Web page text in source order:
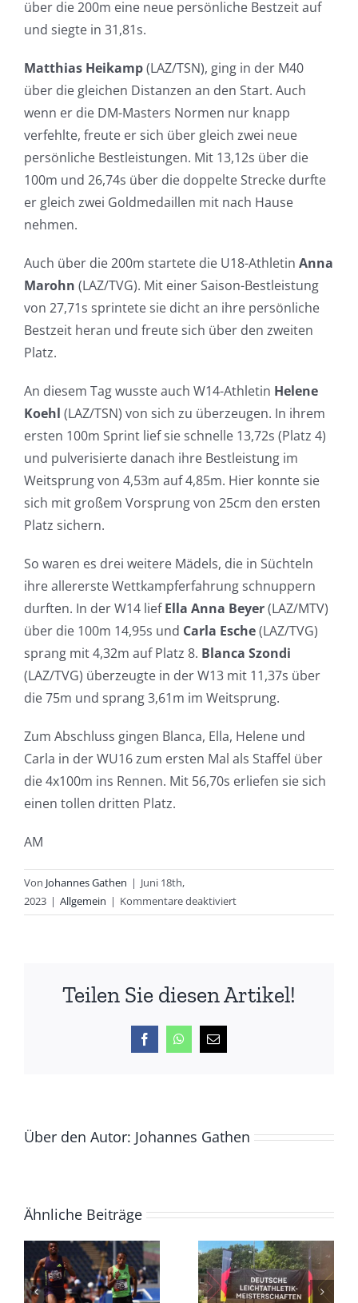
über die 200m eine neue persönliche Bestzeit auf
und siegte in 31,81s.
Matthias Heikamp(LAZ/TSN), ging in der M40
über die gleichen Distanzen an den Start. Auch
wenn er die DM-Masters Normen nur knapp
verfehlte, freute er sich über gleich zwei neue
persönliche Bestleistungen. Mit 13,12s über die
100m und 26,74s über die doppelte Strecke durfte
er gleich zwei Goldmedaillen mit nach Hause
nehmen.
Auch über die 200m startete die U18-Athletin Anna
Marohn (LAZ/TVG). Mit einer Saison-Bestleistung
von 27,71s sprintete sie dicht an ihre persönliche
Bestzeit heran und freute sich über den zweiten
Platz.
An diesem Tag wusste auch W14-Athletin Helene
Koehl (LAZ/TSN) von sich zu überzeugen. In ihrem
ersten 100m Sprint lief sie schnelle 13,72s (Platz 4)
und pulverisierte danach ihre Bestleistung im
Weitsprung von 4,53m auf 4,85m. Hier konnte sie
sich mit großem Vorsprung von 25cm den ersten
Platz sichern.
So waren es drei weitere Mädels, die in Süchteln
ihre allererste Wettkampferfahrung schnuppern
durften. In der W14 liefElla Anna Beyer(LAZ/MTV)
über die 100m 14,95s und Carla Esche(LAZ/TVG)
sprang mit 4,32m auf Platz 8. Blanca Szondi
(LAZ/TVG) überzeugte in der W13 mit 11,37s über
die 75m und sprang 3,61m im Weitsprung.
Zum Abschluss gingen Blanca, Ella, Helene und
Carla in der WU16 zum ersten Mal als Staffel über
die 4x100m ins Rennen. Mit 56,70s erliefen sie sich
einen tollen dritten Platz.
AM
Von Johannes Gathen | Juni 18th,
2023 | Allgemein | Kommentare deaktiviertfür
Großes
Bestleistungen
Teilen Sie diesen Artikel!
FacebookWhatsApp
E-
Über den Autor: Johannes Gathen
Ähnliche Beiträge
DM
Masters,
LAZ
Masters
sammeln